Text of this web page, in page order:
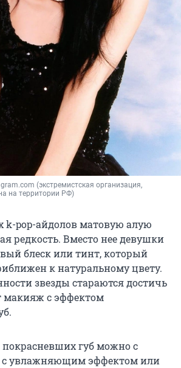
(экстремистская организация,
на территории РФ)
k-pop-айдолов матовую алую
редкость. Вместо нее девушки
блеск или тинт, который
к натуральному цвету.
звезды стараются достичь
макияж с эффектом
покрасневших губ можно с
увлажняющим эффектом или